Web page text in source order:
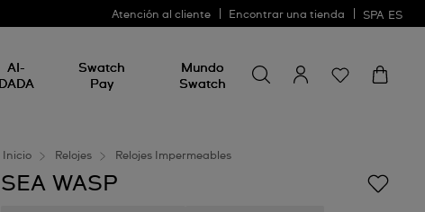
Atención al cliente Encontrar una tienda SPA ES
AI-
DADA
Swatch
Pay
Mundo
Swatch
algo
Inicio Relojes Relojes Impermeables
SEA WASP